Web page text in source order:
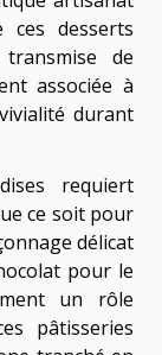
ces desserts
de
associée à
durant
requiert
ce soit pour
délicat
pour le
un rôle
pâtisseries